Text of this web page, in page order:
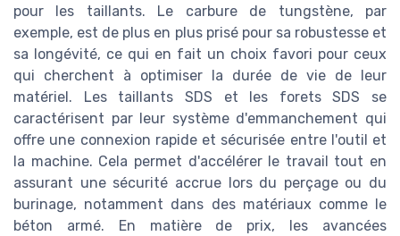
pour les taillants. Le carbure de tungstène, par
exemple, est de plus en plus prisé pour sa robustesse et
sa longévité, ce qui en fait un choix favori pour ceux
qui cherchent à optimiser la durée de vie de leur
matériel. Les taillants SDS et les forets SDS se
caractérisent par leur système d'emmanchement qui
offre une connexion rapide et sécurisée entre l'outil et
la machine. Cela permet d'accélérer le travail tout en
assurant une sécurité accrue lors du perçage ou du
burinage, notamment dans des matériaux comme le
béton armé. En matière de prix, les avancées